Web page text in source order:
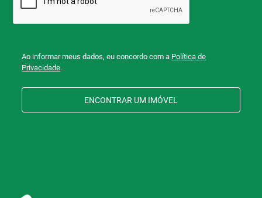
Ao informar meus dados, eu concordo com a Política de
Privacidade.
ENCONTRAR UM IMÓVEL